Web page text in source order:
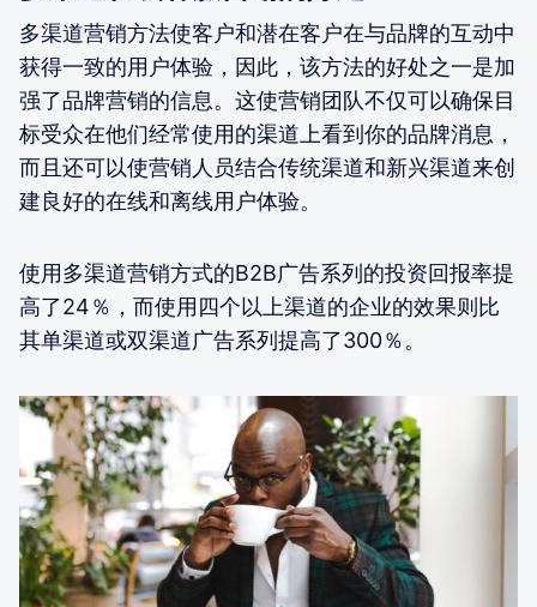
多渠道营销方法使客户和潜在客户在与品牌的互动中
获得一致的用户体验，因此，该方法的好处之一是加
强了品牌营销的信息。这使营销团队不仅可以确保目
标受众在他们经常使用的渠道上看到你的品牌消息，
而且还可以使营销人员结合传统渠道和新兴渠道来创
建良好的在线和离线用户体验。
使用多渠道营销方式的B2B广告系列的投资回报率提
高了24％，而使用四个以上渠道的企业的效果则比
其单渠道或双渠道广告系列提高了300％。